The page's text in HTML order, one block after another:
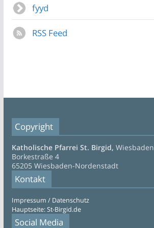
fyyd
RSS Feed
Copyright
Katholische Pfarrei St. Birgid, Wiesbaden
Borkestraße 4
65205 Wiesbaden-Nordenstadt
Kontakt
Impressum / Datenschutz
Hauptseite: St-Birgid.de
Social Media